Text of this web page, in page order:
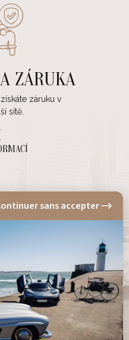
ZÁRUKA
záruku v
sítě.
ODBĚRU